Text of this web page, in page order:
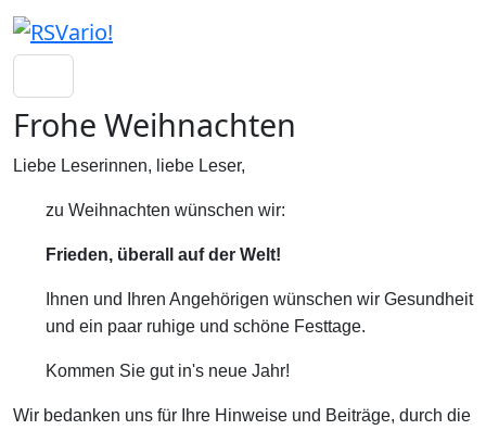
Frohe Weihnachten
Liebe Leserinnen, liebe Leser,
zu Weihnachten wünschen wir:
Frieden, überall auf der Welt!
Ihnen und Ihren Angehörigen wünschen wir Gesundheit
und ein paar ruhige und schöne Festtage.
Kommen Sie gut in's neue Jahr!
Wir bedanken uns für Ihre Hinweise und Beiträge, durch die